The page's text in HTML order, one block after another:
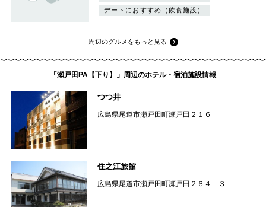
デートにおすすめ（飲食施設）
周辺のグルメをもっと見る
「瀬戸田PA【下り】」周辺のホテル・宿泊施設情報
つつ井
広島県尾道市瀬戸田町瀬戸田２１６
住之江旅館
広島県尾道市瀬戸田町瀬戸田２６４－３